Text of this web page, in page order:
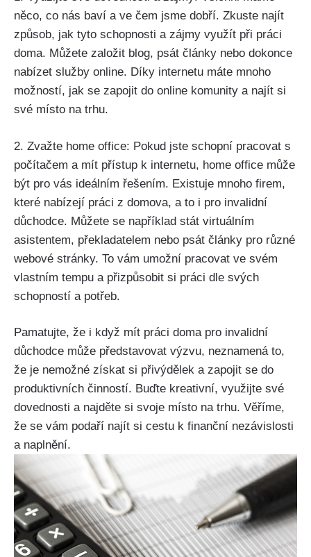
něco, co nás baví a ve čem jsme dobří. Zkuste najít
způsob, jak tyto schopnosti a zájmy využít při práci
doma. Můžete založit blog, psát články nebo dokonce
nabízet služby online. Díky internetu máte mnoho
možností, jak se zapojit do online komunity a najít si
své místo na trhu.
2. Zvažte home office: Pokud jste schopní pracovat s
počítačem a mít přístup k internetu, home office může
být pro vás ideálním řešením. Existuje mnoho firem,
které nabízejí práci z domova, a to i pro invalidní
důchodce. Můžete se například stát virtuálním
asistentem, překladatelem nebo psát články pro různé
webové stránky. To vám umožní pracovat ve svém
vlastním tempu a přizpůsobit si práci dle svých
schopností a potřeb.
Pamatujte, že i když mít práci doma pro invalidní
důchodce může představovat výzvu, neznamená to,
že je nemožné získat si přivýdělek a zapojit se do
produktivních činností. Buďte kreativní, využijte své
dovednosti a najděte si svoje místo na trhu. Věříme,
že se vám podaří najít si cestu k finanční nezávislosti
a naplnění.